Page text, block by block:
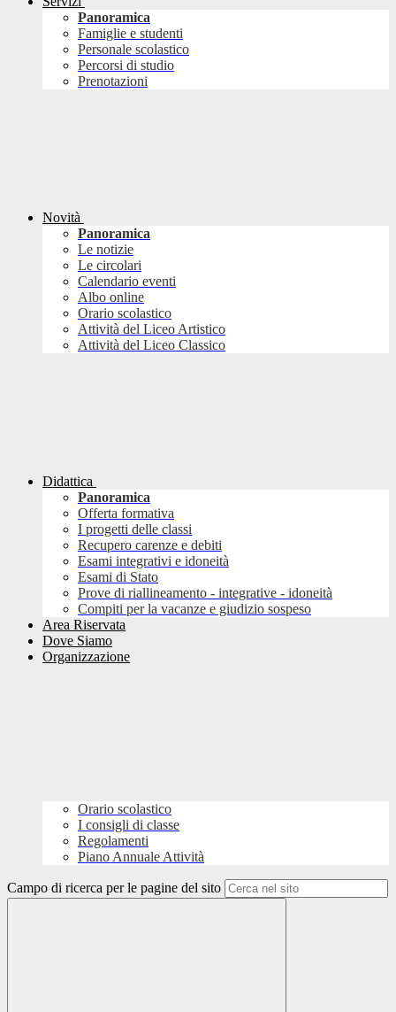
Panoramica
Famiglie e studenti
Personale scolastico
Percorsi di studio
Prenotazioni
Novità
Panoramica
Le notizie
Le circolari
Calendario eventi
Albo online
Orario scolastico
Attività del Liceo Artistico
Attività del Liceo Classico
Didattica
Panoramica
Offerta formativa
I progetti delle classi
Recupero carenze e debiti
Esami integrativi e idoneità
Esami di Stato
Prove di riallineamento - integrative - idoneità
Compiti per la vacanze e giudizio sospeso
Area Riservata
Dove Siamo
Organizzazione
Orario scolastico
I consigli di classe
Regolamenti
Piano Annuale Attività
Campo di ricerca per le pagine del sito